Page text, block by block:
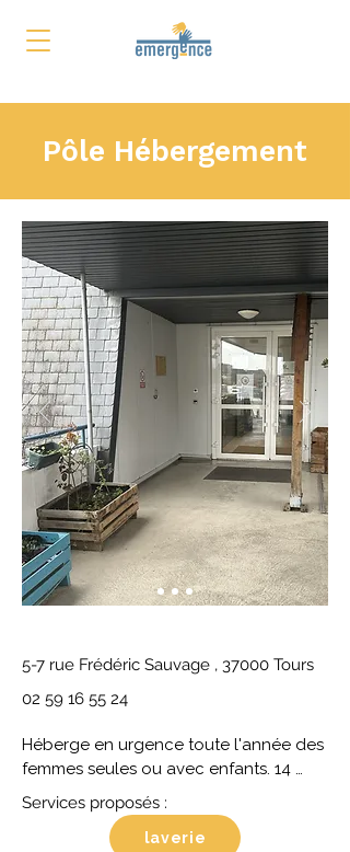
Pôle Hébergement
5-7 rue Frédéric Sauvage , 37000 Tours
02 59 16 55 24
Héberge en urgence toute l'année des
femmes seules ou avec enfants. 14
places en foyer et 6 places en
logement partagé. Ouvert 7j/7.
Orientation par le 115 uniquement.
Services proposés :
laverie